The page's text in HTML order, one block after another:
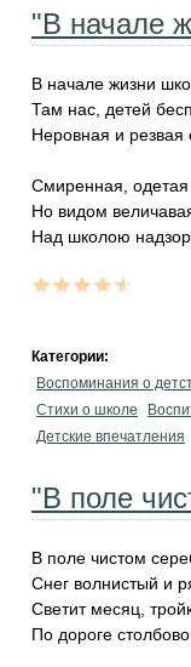
"В начале
В начале жизни
Там нас, детей
Неровная и резвая
Смиренная, одетая
Но видом
Над школою надзор
Категории:
Воспоминания о
Стихи о школе
Детские впечатления
"В поле
В поле чистом
Снег волнистый и
Светит месяц,
По дороге